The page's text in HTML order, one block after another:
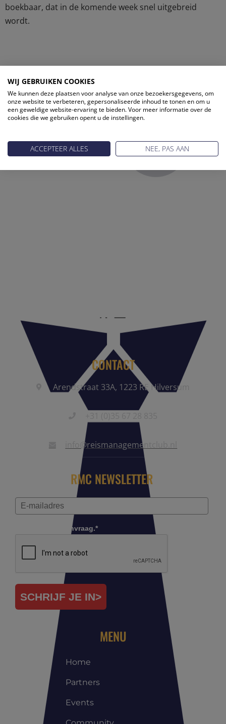
boekbaar, dat in de komende week snel uitgebreid
wordt.
ONZE PARTNERS
CONTACT
Arendstraat 33A, 1223 RE Hilversum
info@reismanagementclub.nl
RMC NEWSLETTER
Controleer je aanvraag.*
SCHRIJF JE IN>
MENU
Home
Partners
Events
WIJ GEBRUIKEN COOKIES
We kunnen deze plaatsen voor analyse van onze bezoekersgegevens, om
onze website te verbeteren, gepersonaliseerde inhoud te tonen en om u
een geweldige website-ervaring te bieden. Voor meer informatie over de
cookies die we gebruiken opent u de instellingen.
ACCEPTEER ALLES NEE, PAS AAN